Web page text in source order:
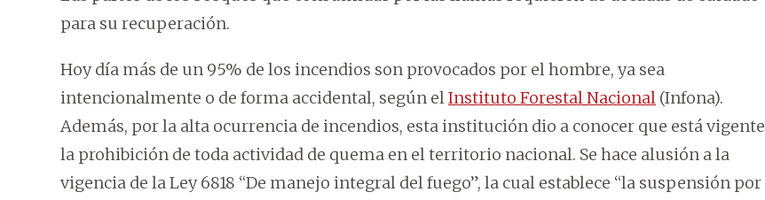
para su recuperación.
Hoy día más de un 95% de los incendios son provocados por el hombre, ya sea
intencionalmente o de forma accidental, según elInstituto Forestal Nacional (Infona).
Además, por la alta ocurrencia de incendios, esta institución dio a conocer que está vigente
la prohibición de toda actividad de quema en el territorio nacional. Se hace alusión a la
vigencia de la Ley 6818 “De manejo integral del fuego”, la cual establece “la suspensión por